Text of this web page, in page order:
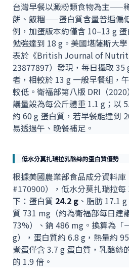
台灣早餐以澱粉類食物為主——
餅、飯糰——蛋白質含量普遍偏
例，加蛋版本約僅含 10–13 g
勉強達到 18 g。美國堪薩斯大
表於《British Journal of
23877897）發現，每日攝取 35
者，相較於 13 g 一般早餐組，
較低。衛福部第八版 DRI（
議量設為每公斤體重 1.1 g；以
約 60 g 蛋白質，若早餐能達到
易透過午、晚餐補足。
低水分莫扎瑞拉乳酪絲的蛋白質優勢
根據美國農業部食品成分資料庫
#170900），低水分莫扎瑞拉
下：蛋白質 24.2 g 、脂肪 17.1
質 731 mg（約為衛福部每日建
73%）、鈉 486 mg。換算為「
g），蛋白質約 6.8 g，熱量約
煮蛋僅含 3.7 g 蛋白質，乳酪絲
的 1.9 倍。